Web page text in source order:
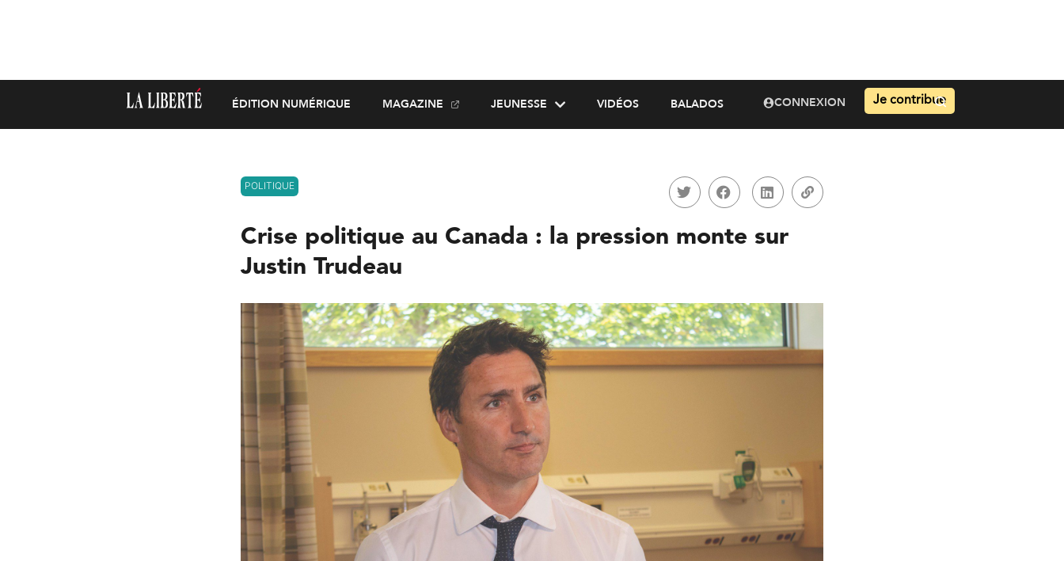
ÉDITION NUMÉRIQUE MAGAZINE JEUNESSE VIDÉOS BALADOS CONNEXION Je contribue
POLITIQUE
Crise politique au Canada : la pression monte sur
Justin Trudeau